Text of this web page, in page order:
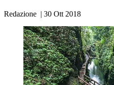
Redazione | 30 Ott 2018